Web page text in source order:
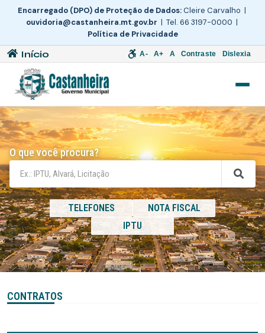
Encarregado (DPO) de Proteção de Dados:Cleire Carvalho |
ouvidoria@castanheira.mt.gov.br | Tel. 66 3197-0000 |
Política de Privacidade
Início A- A+ A Contraste Dislexia
O que você procura?
TELEFONES
NOTA FISCAL
IPTU
CONTRATOS